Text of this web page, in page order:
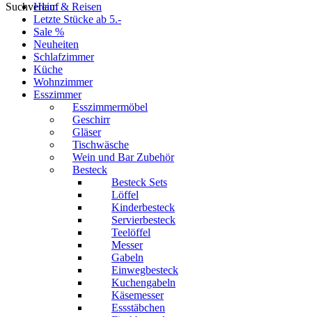
SuchverlaufHeim & Reisen
Letzte Stücke ab 5.-
Sale %
Neuheiten
Schlafzimmer
Küche
Wohnzimmer
Esszimmer
Esszimmermöbel
Geschirr
Gläser
Tischwäsche
Wein und Bar Zubehör
Besteck
Besteck Sets
Löffel
Kinderbesteck
Servierbesteck
Teelöffel
Messer
Gabeln
Einwegbesteck
Kuchengabeln
Käsemesser
Essstäbchen